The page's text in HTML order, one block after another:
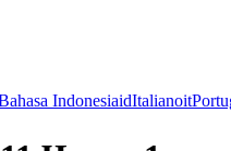
IndonesiaidItalianoit